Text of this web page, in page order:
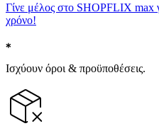
Γίνε μέλος στο SHOPFLIX max
χρόνο!
Ισχύουν όροι & προϋποθέσεις.